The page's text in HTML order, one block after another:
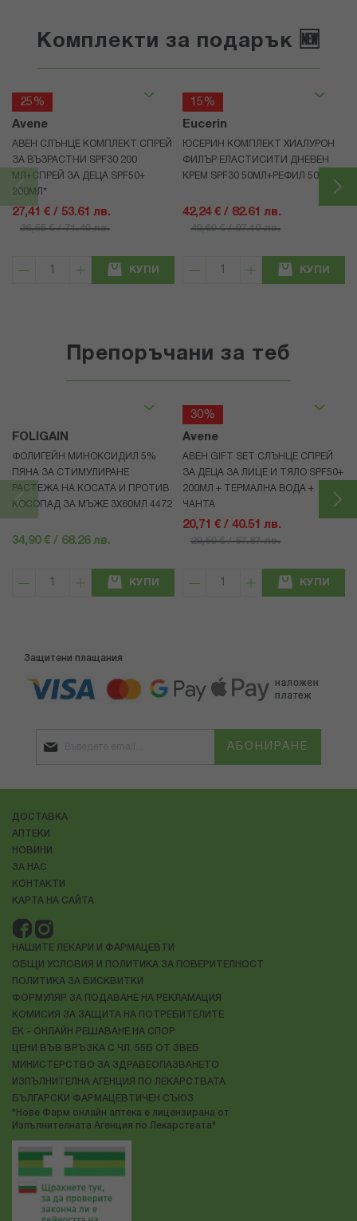
Комплекти за подарък 🆕
25%
Avene
АВЕН СЛЪНЦЕ КОМПЛЕКТ СПРЕЙ
ЗА ВЪЗРАСТНИ SPF30 200
МЛ+СПРЕЙ ЗА ДЕЦА SPF50+
200МЛ*
27,41 € / 53.61 лв.
36,55 € / 71.49 лв.
КУПИ
15%
Eucerin
ЮСЕРИН КОМПЛЕКТ ХИАЛУРОН
ФИЛЪР ЕЛАСТИСИТИ ДНЕВЕН
КРЕМ SPF30 50МЛ+РЕФИЛ 50МЛ
42,24 € / 82.61 лв.
49,69 € / 97.19 лв.
КУПИ
Препоръчани за теб
FOLIGAIN
ФОЛИГЕЙН МИНОКСИДИЛ 5%
ПЯНА ЗА СТИМУЛИРАНЕ
РАСТЕЖА НА КОСАТА И ПРОТИВ
КОСОПАД ЗА МЪЖЕ 3X60МЛ 4472
34,90 € / 68.26 лв.
КУПИ
30%
Avene
АВЕН GIFT SET СЛЪНЦЕ СПРЕЙ
ЗА ДЕЦА ЗА ЛИЦЕ И ТЯЛО SPF50+
200МЛ + ТЕРМАЛНА ВОДА +
ЧАНТА
20,71 € / 40.51 лв.
29,59 € / 57.87 лв.
КУПИ
Защитени плащания
АБОНИРАНЕ
ДОСТАВКА
АПТЕКИ
НОВИНИ
ЗА НАС
КОНТАКТИ
КАРТА НА САЙТА
НАШИТЕ ЛЕКАРИ И ФАРМАЦЕВТИ
ОБЩИ УСЛОВИЯ И ПОЛИТИКА ЗА ПОВЕРИТЕЛНОСТ
ПОЛИТИКА ЗА БИСКВИТКИ
ФОРМУЛЯР ЗА ПОДАВАНЕ НА РЕКЛАМАЦИЯ
КОМИСИЯ ЗА ЗАЩИТА НА ПОТРЕБИТЕЛИТЕ
ЕК - ОНЛАЙН РЕШАВАНЕ НА СПОР
ЦЕНИ ВЪВ ВРЪЗКА С ЧЛ. 55Б ОТ ЗВЕБ
МИНИСТЕРСТВО ЗА ЗДРАВЕОПАЗВАНЕТО
ИЗПЪЛНИТЕЛНА АГЕНЦИЯ ПО ЛЕКАРСТВАТА
БЪЛГАРСКИ ФАРМАЦЕВТИЧЕН СЪЮЗ
"Нове Фарм онлайн аптека е лицензирана от
Изпълнителната Агенция по Лекарствата"